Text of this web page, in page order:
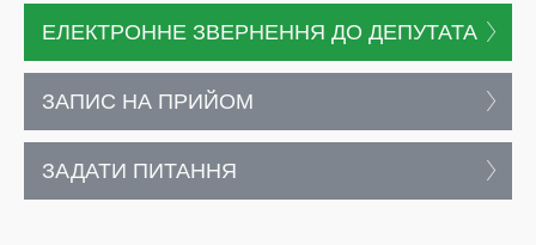
ЕЛЕКТРОННЕ ЗВЕРНЕННЯ ДО ДЕПУТАТА
ЗАПИС НА ПРИЙОМ
ЗАДАТИ ПИТАННЯ